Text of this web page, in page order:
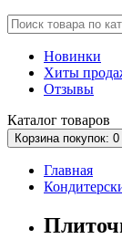
Новинки
Хиты
Отзывы
Каталог товаров
Корзина покупок: 0
Главная